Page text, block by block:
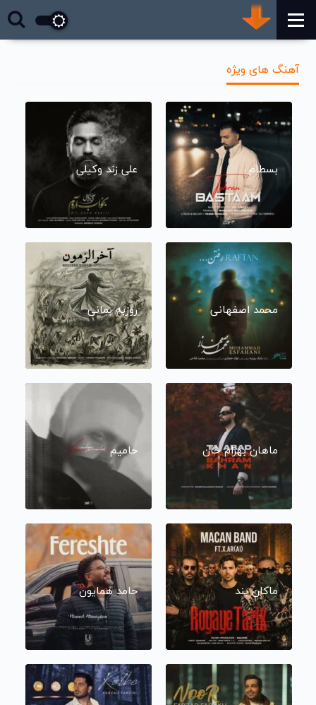
آهنگ های ویژه
بسطام علی زند وکیلی
محمد اصفهانی روزبه بمانی
ماهان بهرام خان حامیم
ماکان بند حامد همایون